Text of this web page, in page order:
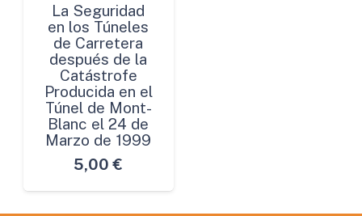
La Seguridad
en los Túneles
de Carretera
después de la
Catástrofe
Producida en el
Túnel de Mont-
Blanc el 24 de
Marzo de 1999
5,00 €